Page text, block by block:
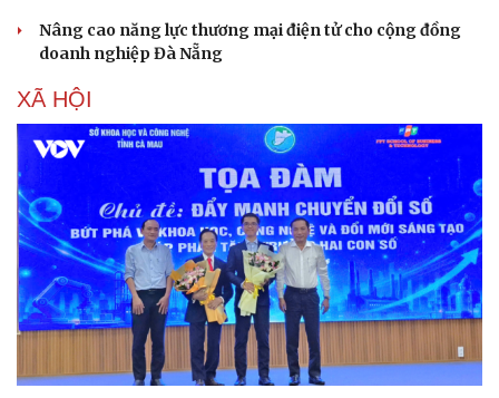
Sức khỏe
Dinh dưỡng - món ngon
Cây thuốc
Sản phụ khoa
Nhi khoa
Nam khoa
Làm đẹp - giảm cân
Phòng mạch online
Ăn sạch sống khỏe
Đời sống
Nhà đẹp
Blog
Tình yêu - Gia đình
Nâng cao năng lực thương mại điện tử cho cộng đồng
doanh nghiệp Đà Nẵng
XÃ HỘI